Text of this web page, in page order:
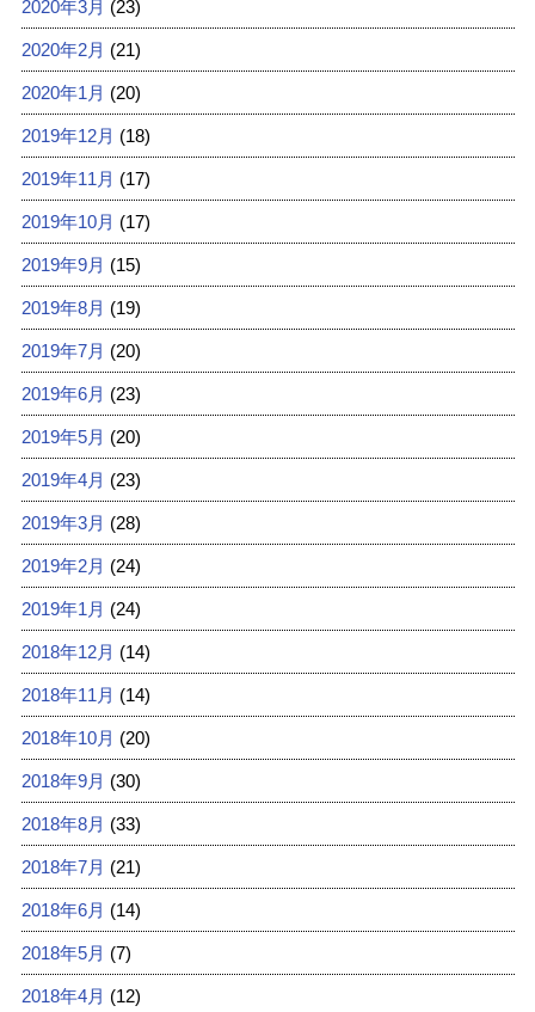
2020年3月 (23)
2020年2月 (21)
2020年1月 (20)
2019年12月 (18)
2019年11月 (17)
2019年10月 (17)
2019年9月 (15)
2019年8月 (19)
2019年7月 (20)
2019年6月 (23)
2019年5月 (20)
2019年4月 (23)
2019年3月 (28)
2019年2月 (24)
2019年1月 (24)
2018年12月 (14)
2018年11月 (14)
2018年10月 (20)
2018年9月 (30)
2018年8月 (33)
2018年7月 (21)
2018年6月 (14)
2018年5月 (7)
2018年4月 (12)